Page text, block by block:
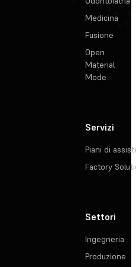
Medicina
Fusione
Open
Material
Mode
Servizi
Piani di
Factory
Settori
Ingegneria
Produzione